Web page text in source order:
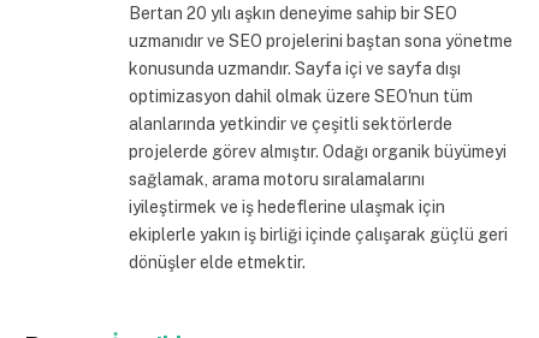
Bertan 20 yılı aşkın deneyime sahip bir SEO
uzmanıdır ve SEO projelerini baştan sona yönetme
konusunda uzmandır. Sayfa içi ve sayfa dışı
optimizasyon dahil olmak üzere SEO'nun tüm
alanlarında yetkindir ve çeşitli sektörlerde
projelerde görev almıştır. Odağı organik büyümeyi
sağlamak, arama motoru sıralamalarını
iyileştirmek ve iş hedeflerine ulaşmak için
ekiplerle yakın iş birliği içinde çalışarak güçlü geri
dönüşler elde etmektir.